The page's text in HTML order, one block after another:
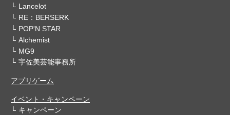
Lancelot
RE：BERSERK
POP'N STAR
Alchemist
MG9
宇佐美芸能事務所
アプリゲーム
イベント・キャンペーン
キャンペーン